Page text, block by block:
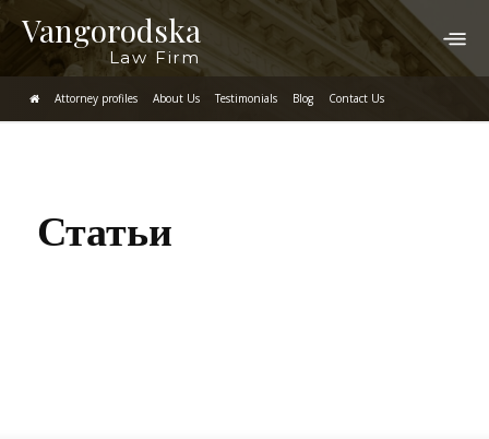
Vangorodska
Law Firm
Attorney profiles About Us Testimonials Blog Contact Us
Статьи